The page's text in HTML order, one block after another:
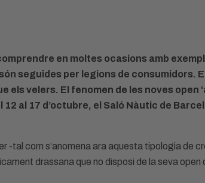
en moltes ocasions amb
seguides per legions de consumidors.
velers. El fenomen de les noves open
12 al 17 d’octubre, el Saló Nàutic de
-tal com s’anomena ara aquesta tipologia de
drassana que no disposi de la seva